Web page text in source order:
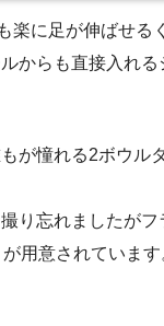
楽に足が伸ばせる
からも直接入れ
が憧れる2ボウル
り忘れましたがフ
用意されています